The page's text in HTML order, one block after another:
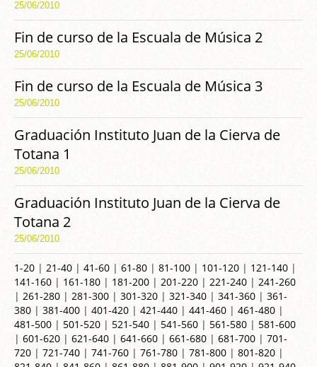
25/06/2010
Fin de curso de la Escuala de Música 2
25/06/2010
Fin de curso de la Escuala de Música 3
25/06/2010
Graduación Instituto Juan de la Cierva de
Totana 1
25/06/2010
Graduación Instituto Juan de la Cierva de
Totana 2
25/06/2010
1-20 | 21-40 | 41-60 | 61-80 | 81-100 | 101-120 | 121-140 |
141-160 | 161-180 | 181-200 | 201-220 | 221-240 | 241-260
| 261-280 | 281-300 | 301-320 | 321-340 | 341-360 | 361-
380 | 381-400 | 401-420 | 421-440 | 441-460 | 461-480 |
481-500 | 501-520 | 521-540 | 541-560 | 561-580 | 581-600
| 601-620 | 621-640 | 641-660 | 661-680 | 681-700 | 701-
720 | 721-740 | 741-760 | 761-780 | 781-800 | 801-820 |